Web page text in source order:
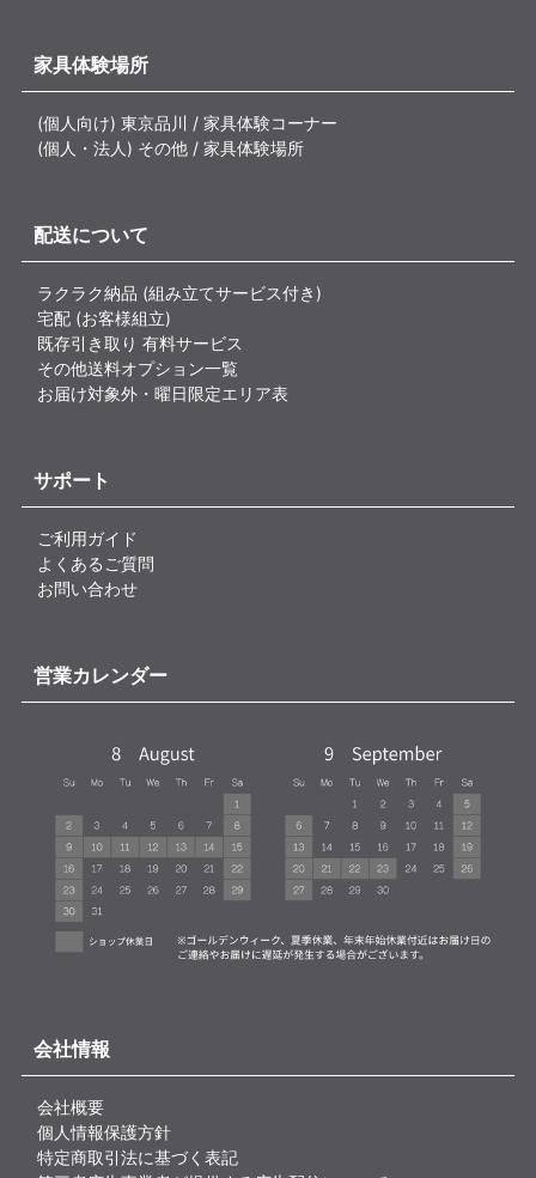
家具体験場所
(個人向け) 東京品川 / 家具体験コーナー
(個人・法人) その他 / 家具体験場所
配送について
ラクラク納品 (組み立てサービス付き)
宅配 (お客様組立)
既存引き取り 有料サービス
その他送料オプション一覧
お届け対象外・曜日限定エリア表
サポート
ご利用ガイド
よくあるご質問
お問い合わせ
営業カレンダー
会社情報
会社概要
個人情報保護方針
特定商取引法に基づく表記